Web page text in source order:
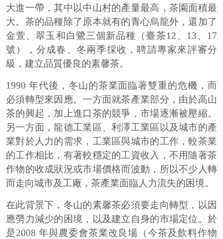
大進一帶，其中以中山村的產量最高，茶園面積最
大。茶的品種除了原本就有的青心烏龍外，還加了
金萱、翠玉和白鷺三個新品種（臺茶12、13、17
號），分成春、冬兩季採收，聘請專家來評審分
級，建立品質優良的素馨茶。
1990 年代後，冬山的茶業面臨著雙重的危機，而
必須轉型來因應。一方面就茶產業部分，由於高山
茶的興起，加上進口茶的競爭，市場逐漸被壓縮。
另一方面，龍德工業區、利澤工業區以及城市的產
業對於人力的需求，工業區與城市的工作，較茶業
的工作相比，有著較穩定的工資收入，不用隨著茶
作物的收成狀況或市場價格而波動，所以不少人轉
而走向城市及工廠，茶產業面臨人力流失的困境。
在此背景下，冬山的素馨茶必須要走向轉型，以因
應勞力減少的困境，以及建立自身的市場定位。於
是2008 年與農委會茶業改良場（今茶及飲料作物